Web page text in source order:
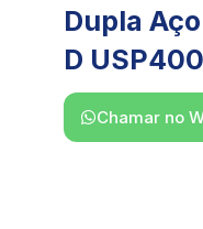
Dupla
D
Chamar no